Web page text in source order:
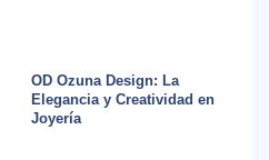
OD Ozuna Design: La
Elegancia y Creatividad en
Joyería